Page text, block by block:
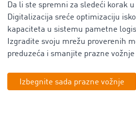
Da li ste spremni za sledeći korak
Digitalizacija sreće optimizaciju
kapaciteta u sistemu pametne
Izgradite svoju mrežu proverenih
preduzeća i smanjite prazne
Izbegnite sada prazne vožnje